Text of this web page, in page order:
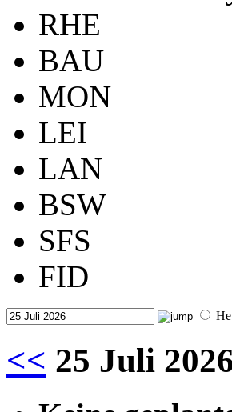
RHE
BAU
MON
LEI
LAN
BSW
SFS
FID
<< 25 Juli